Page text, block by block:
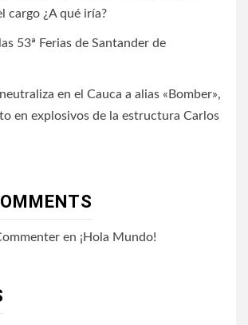
cargo ¿A qué iría?
53ª Ferias de Santander de
en el Cauca a alias «Bomber»,
en explosivos de la estructura Carlos
en ¡Hola Mundo!